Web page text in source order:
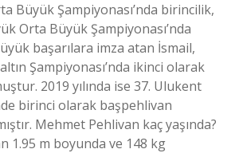
Büyük Şampiyonası’nda birincilik,
Orta Büyük Şampiyonası’nda
başarılara imza atan İsmail,
Şampiyonası’nda ikinci olarak
2019 yılında ise 37. Ulukent
birinci olarak başpehlivan
Mehmet Pehlivan kaç yaşında?
1.95 m boyunda ve 148 kg